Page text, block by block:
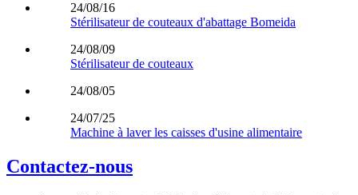
24/08/16
Stérilisateur de couteaux d'abattage Bomeida
24/08/09
Stérilisateur de couteaux
24/08/05
24/07/25
Machine à laver les caisses d'usine alimentaire
Contactez-nous